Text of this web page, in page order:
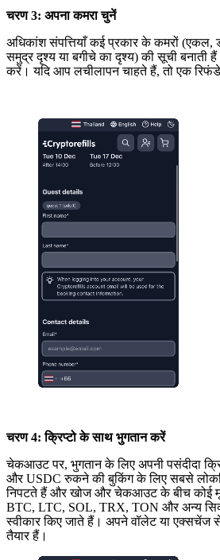
चरण 3: अपना कमरा चुनें
अधिकांश संपत्तियाँ कई प्रकार के कमरों (एकल,
समुद्र दृश्य या बगीचे का दृश्य) की सूची बनाती
करें। यदि आप लचीलापन चाहते हैं, तो एक
चरण 4: क्रिप्टो के साथ भुगतान करें
चेकआउट पर, भुगतान के लिए अपनी पसंदीदा
और USDC रुकने की बुकिंग के लिए सबसे
निपटते हैं और खोज और चेकआउट के बीच कोई
BTC, LTC, SOL, TRX, TON और अन्य
स्वीकार किए जाते हैं। अपने वॉलेट या
तैयार हैं।